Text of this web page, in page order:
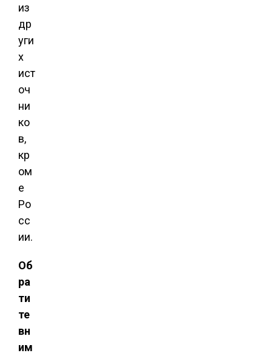
из
др
уги
х
ист
оч
ни
ко
в,
кр
ом
е
Ро
сс
ии.
Об
ра
ти
те
вн
им